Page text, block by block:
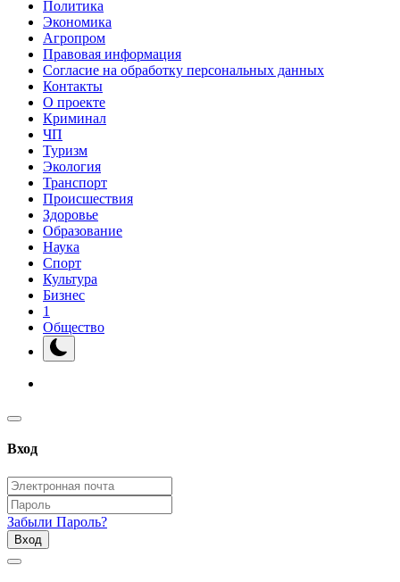
Политика
Экономика
Агропром
Правовая информация
Согласие на обработку персональных данных
Контакты
О проекте
Криминал
ЧП
Туризм
Экология
Транспорт
Происшествия
Здоровье
Образование
Наука
Спорт
Культура
Бизнес
1
Общество
Вход
Забыли Пароль?
Вход